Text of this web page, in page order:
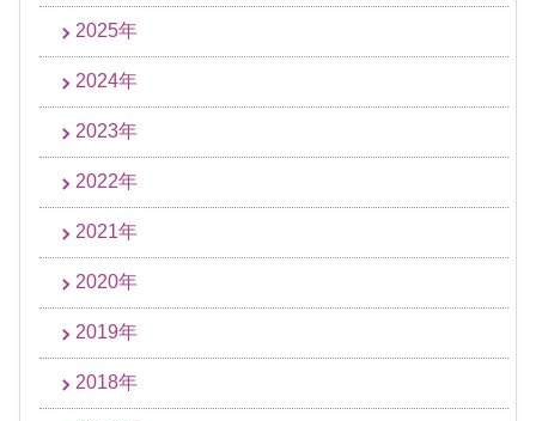
2025年
2024年
2023年
2022年
2021年
2020年
2019年
2018年